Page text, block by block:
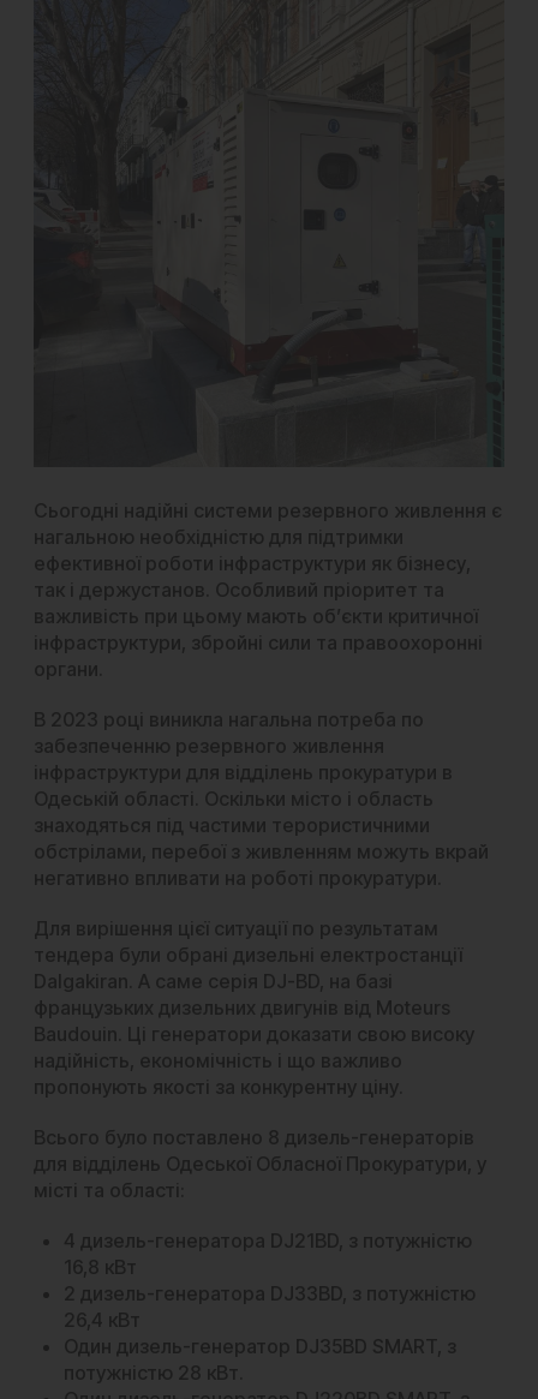
Сьогодні надійні системи резервного живлення є
нагальною необхідністю для підтримки
ефективної роботи інфраструктури як бізнесу,
так і держустанов. Особливий пріоритет та
важливість при цьому мають об’єкти критичної
інфраструктури, збройні сили та правоохоронні
органи.
В 2023 році виникла нагальна потреба по
забезпеченню резервного живлення
інфраструктури для відділень прокуратури в
Одеській області. Оскільки місто і область
знаходяться під частими терористичними
обстрілами, перебої з живленням можуть вкрай
негативно впливати на роботі прокуратури.
Для вирішення цієї ситуації по результатам
тендера були обрані дизельні електростанції
Dalgakiran . А саме серія DJ-BD, на базі
французьких дизельних двигунів від Moteurs
Baudouin. Ці генератори доказати свою високу
надійність, економічність і що важливо
пропонують якості за конкурентну ціну.
Всього було поставлено 8 дизель-генераторів
для відділень Одеської Обласної Прокуратури, у
місті та області:
4 дизель-генератора DJ21BD , з потужністю
16,8 кВт
2 дизель-генератора DJ33BD, з потужністю
26,4 кВт
Один дизель-генератор DJ35BD SMART, з
потужністю 28 кВт.